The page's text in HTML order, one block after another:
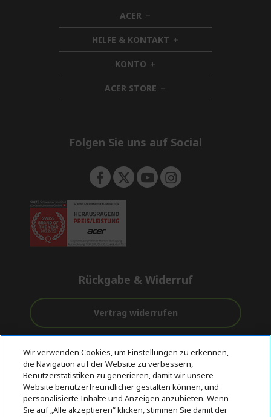
ACER h
i
d
d
e
n
HILFE & KONTAKT h
i
d
n
KONTO h
i
d
d
ACER STORE h
i
e
Folgen Sie uns auf Social
Rückgabe & Widerruf
Vertrag widerrufen
Kostenloser
Versand
vor und nach
dem Kauf
Sichere
Zahlungsoptionen
© 2026 Acer Inc.
CPYou BV ist der autorisierte Wiederverkäufer und Händler der
Wir verwenden Cookies, um Einstellungen zu erkennen,
die Navigation auf der Website zu verbessern,
Benutzerstatistiken zu generieren, damit wir unsere
Website benutzerfreundlicher gestalten können, und
personalisierte Inhalte und Anzeigen anzubieten. Wenn
Sie auf „Alle akzeptieren“ klicken, stimmen Sie damit der